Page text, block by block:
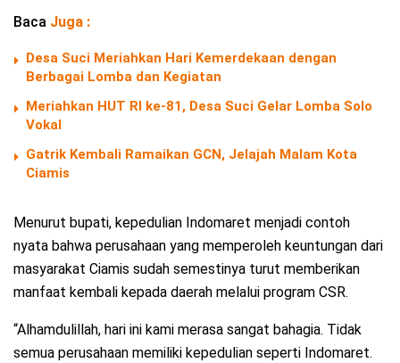
Baca Juga :
Desa Suci Meriahkan Hari Kemerdekaan dengan
Berbagai Lomba dan Kegiatan
Meriahkan HUT RI ke-81, Desa Suci Gelar Lomba Solo
Vokal
Gatrik Kembali Ramaikan GCN, Jelajah Malam Kota
Ciamis
Menurut bupati, kepedulian Indomaret menjadi contoh
nyata bahwa perusahaan yang memperoleh keuntungan dari
masyarakat Ciamis sudah semestinya turut memberikan
manfaat kembali kepada daerah melalui program CSR.
“Alhamdulillah, hari ini kami merasa sangat bahagia. Tidak
semua perusahaan memiliki kepedulian seperti Indomaret.